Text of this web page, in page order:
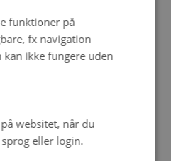
i kurset, at hver
et paper på
er 2.400 anslag).
april 2026 kl.12.00.
: Lav en kort beskrivelse af dit
funktioner på
fx navigation
ikke fungere uden
websitet, når du
eller login.